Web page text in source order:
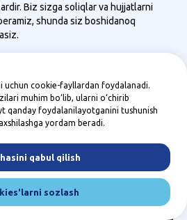
Biz sizga soliqlar va hujjatlarni
shunda siz boshidanoq
uchun cookie-fayllardan foydalanadi.
muhim bo‘lib, ularni o‘chirib
qanday foydalanilayotganini tushunish
yordam beradi.
qabul qilish
sozlash